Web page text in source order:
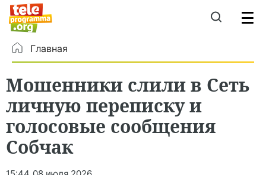
Главная
Мошенники слили в Сеть
личную переписку и
голосовые сообщения
Собчак